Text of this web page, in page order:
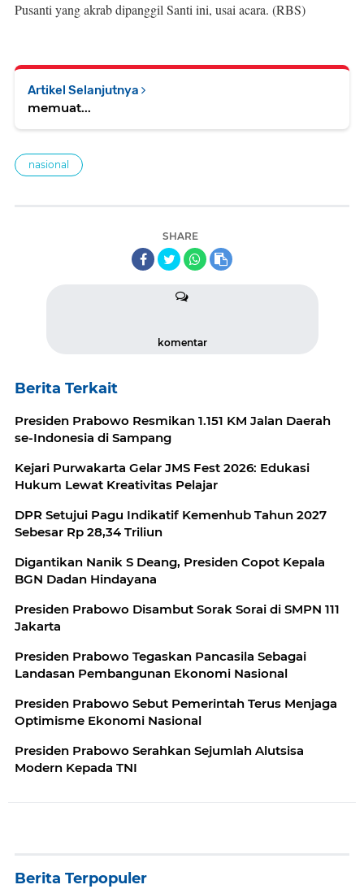
Pusanti yang akrab dipanggil Santi ini, usai acara. (RBS)
Artikel Selanjutnya
memuat...
nasional
SHARE
komentar
Berita Terkait
Presiden Prabowo Resmikan 1.151 KM Jalan Daerah
se-Indonesia di Sampang
Kejari Purwakarta Gelar JMS Fest 2026: Edukasi
Hukum Lewat Kreativitas Pelajar
DPR Setujui Pagu Indikatif Kemenhub Tahun 2027
Sebesar Rp 28,34 Triliun
Digantikan Nanik S Deang, Presiden Copot Kepala
BGN Dadan Hindayana
Presiden Prabowo Disambut Sorak Sorai di SMPN 111
Jakarta
Presiden Prabowo Tegaskan Pancasila Sebagai
Landasan Pembangunan Ekonomi Nasional
Presiden Prabowo Sebut Pemerintah Terus Menjaga
Optimisme Ekonomi Nasional
Presiden Prabowo Serahkan Sejumlah Alutsisa
Modern Kepada TNI
Berita Terpopuler